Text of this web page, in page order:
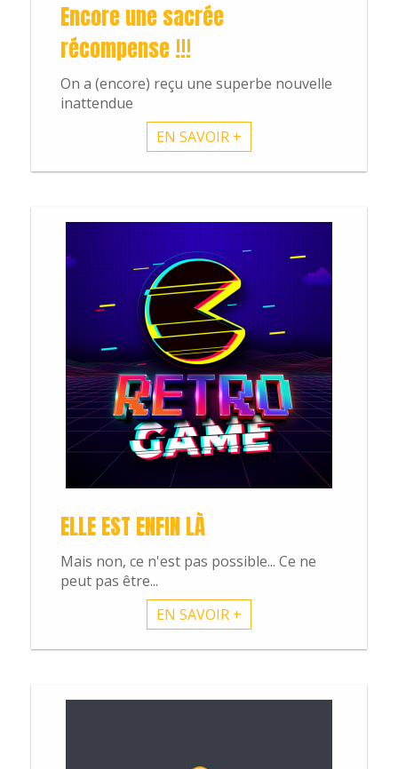
Encore une sacrée
récompense !!!
On a (encore) reçu une superbe nouvelle
inattendue
EN SAVOIR +
ELLE EST ENFIN LÀ
Mais non, ce n'est pas possible... Ce ne
peut pas être...
EN SAVOIR +